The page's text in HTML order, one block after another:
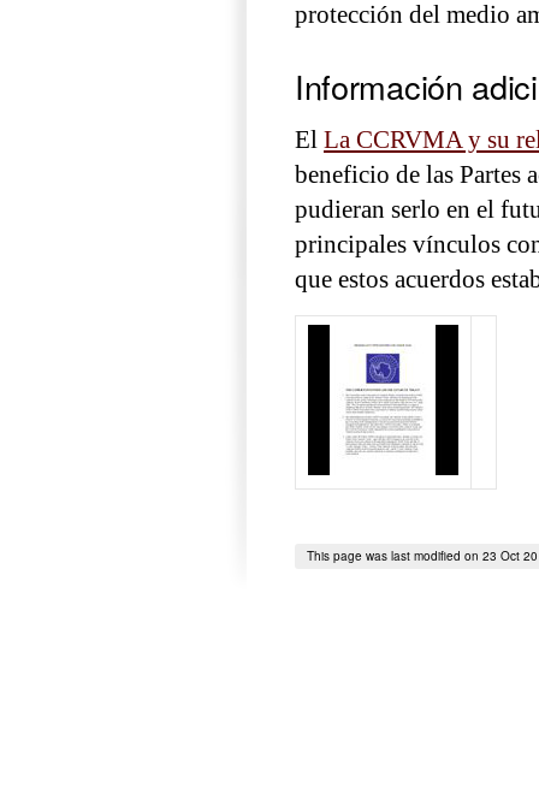
protección del medio
Información
El La CCRVMA y su
beneficio de las Partes
pudieran serlo en el
principales vínculos
que estos acuerdos
This page was last modified on 23 Oct